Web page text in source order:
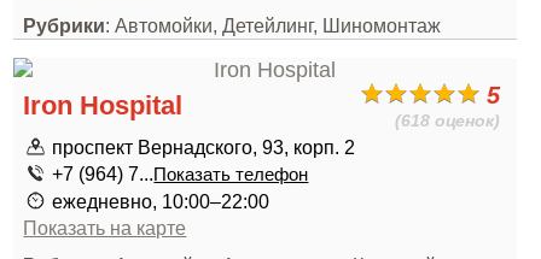
Рубрики: Автомойки, Детейлинг, Шиномонтаж
5
(618 оценок)
Iron Hospital
проспект Вернадского, 93, корп. 2
+7 (964) 7...Показать телефон
ежедневно, 10:00–22:00
Показать на карте